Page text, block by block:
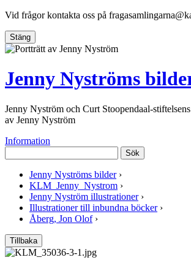
Vid frågor kontakta oss på
Stäng
Jenny Nyströms
Jenny Nyström och Curt Stoopendaal-
av Jenny Nyström
Information
Sök
Jenny Nyströms bilder ›
KLM_Jenny_Nystrom ›
Jenny Nyström illustrationer ›
Illustrationer till inbundna böcker ›
Åberg, Jon Olof ›
Tillbaka